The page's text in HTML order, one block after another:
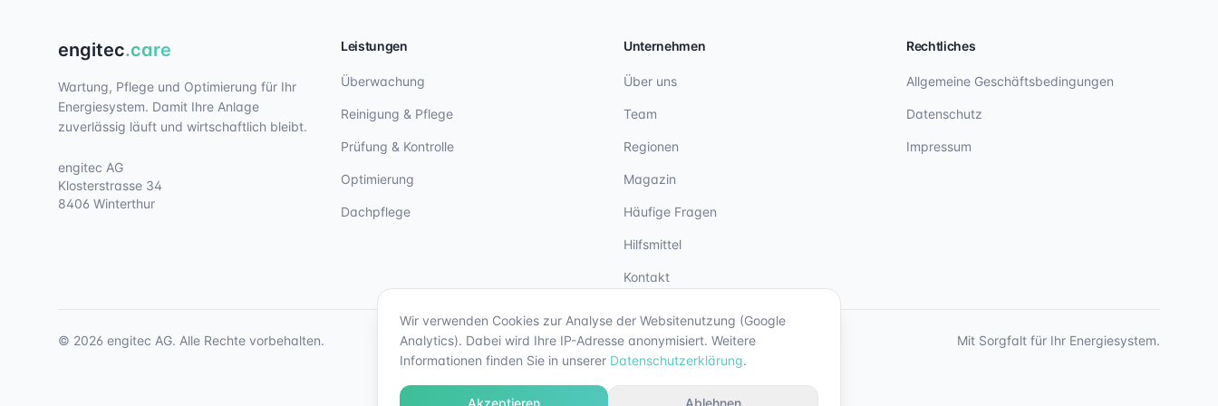
Wir verwenden Cookies zur Analyse der Websitenutzung (Google
Analytics). Dabei wird Ihre IP-Adresse anonymisiert. Weitere
Informationen finden Sie in unserer Datenschutzerklärung.
Akzeptieren Ablehnen
engitec.care
Wartung, Pflege und Optimierung für Ihr
Energiesystem. Damit Ihre Anlage
zuverlässig läuft und wirtschaftlich bleibt.
engitec AG
Klosterstrasse 34
8406 Winterthur
Leistungen
Überwachung
Reinigung & Pflege
Prüfung & Kontrolle
Optimierung
Dachpflege
Unternehmen
Über uns
Team
Regionen
Magazin
Häufige Fragen
Hilfsmittel
Kontakt
Rechtliches
Allgemeine Geschäftsbedingungen
Datenschutz
Impressum
© 2026 engitec AG. Alle Rechte vorbehalten. Mit Sorgfalt für Ihr Energiesystem.